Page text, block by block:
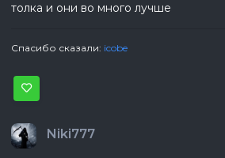
толка и они во много лучше
Спасибо сказали: icobe
Niki777